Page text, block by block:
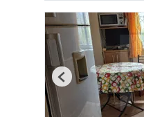
Previous